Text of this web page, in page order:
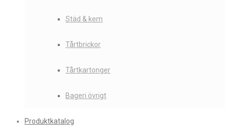
Städ & kem
Tårtbrickor
Tårtkartonger
Bageri övrigt
Produktkatalog